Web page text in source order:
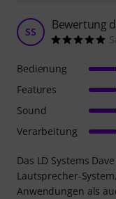
SS Bewertung
Das LD Systems
Lautsprecher-
Anwendungen als
Bedienung
Features
Sound
Verarbeitung